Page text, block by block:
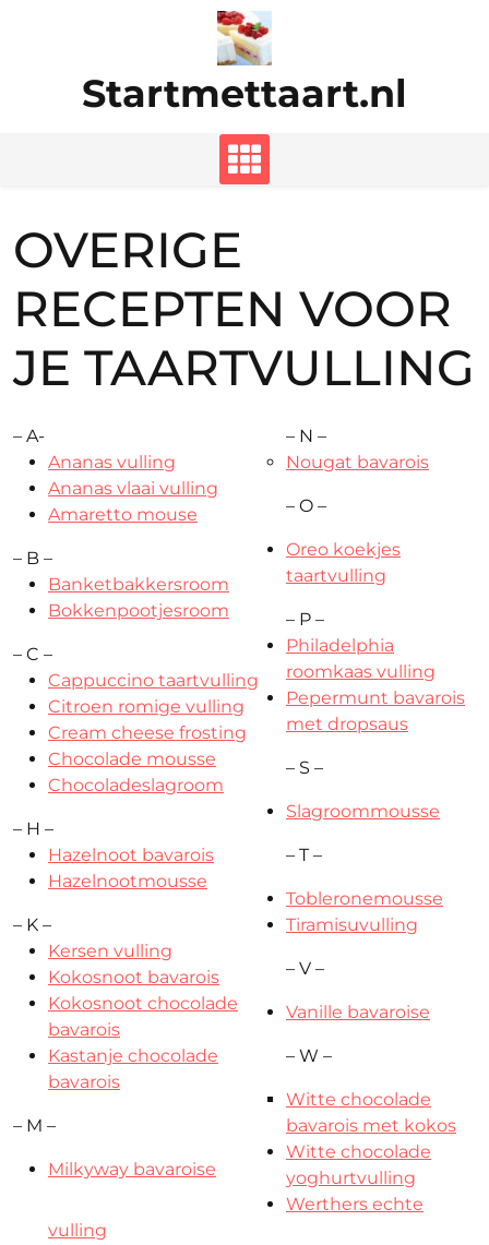
Startmettaart.nl
OVERIGE
RECEPTEN VOOR
JE TAARTVULLING
– A-
Ananas vulling
Ananas vlaai vulling
Amaretto mouse
– B –
Banketbakkersroom
Bokkenpootjesroom
– C –
Cappuccino taartvulling
Citroen romige vulling
Cream cheese frosting
Chocolade mousse
Chocoladeslagroom
– H –
Hazelnoot bavarois
Hazelnootmousse
– K –
Kersen vulling
Kokosnoot bavarois
Kokosnoot chocolade
bavarois
Kastanje chocolade
bavarois
– M –
Milkyway bavaroise
– N –
Nougat bavarois
– O –
Oreo koekjes
taartvulling
– P –
Philadelphia
roomkaas vulling
Pepermunt bavarois
met dropsaus
– S –
Slagroommousse
– T –
Tobleronemousse
Tiramisuvulling
– V –
Vanille bavaroise
– W –
Witte chocolade
bavarois met kokos
Witte chocolade
yoghurtvulling
Werthers echte
vulling